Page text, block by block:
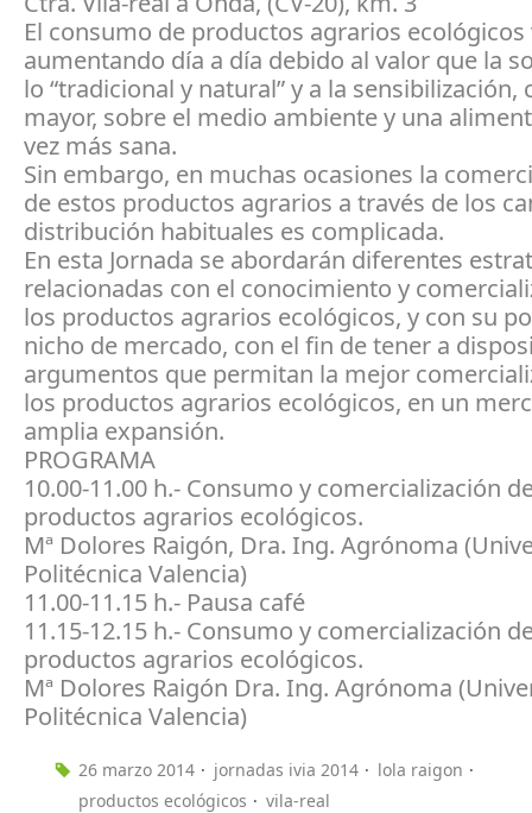
El consumo de productos agrarios ecológicos
aumentando día a día debido al valor que la
lo “tradicional y natural” y a la sensibilización,
mayor, sobre el medio ambiente y una
vez más sana.
Sin embargo, en muchas ocasiones la
de estos productos agrarios a través de los
distribución habituales es complicada.
En esta Jornada se abordarán diferentes
relacionadas con el conocimiento y
los productos agrarios ecológicos, y con su
nicho de mercado, con el fin de tener a
argumentos que permitan la mejor
los productos agrarios ecológicos, en un
amplia expansión.
PROGRAMA
10.00-11.00 h.- Consumo y comercialización
productos agrarios ecológicos.
Mª Dolores Raigón, Dra. Ing. Agrónoma
Politécnica Valencia)
11.00-11.15 h.- Pausa café
11.15-12.15 h.- Consumo y comercialización
productos agrarios ecológicos.
Mª Dolores Raigón Dra. Ing. Agrónoma
Politécnica Valencia)
26 marzo 2014 jornadas ivia 2014
lola raigon
productos ecológicos
vila-real